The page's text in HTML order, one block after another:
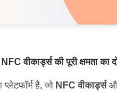
वीकार्ड्स की पूरी क्षमता का
है, जो NFC वीकार्ड्स